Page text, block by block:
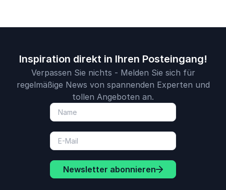
Inspiration direkt in Ihren Posteingang!
Verpassen Sie nichts - Melden Sie sich für
regelmäßige News von spannenden Experten und
tollen Angeboten an.
Newsletter abonnieren